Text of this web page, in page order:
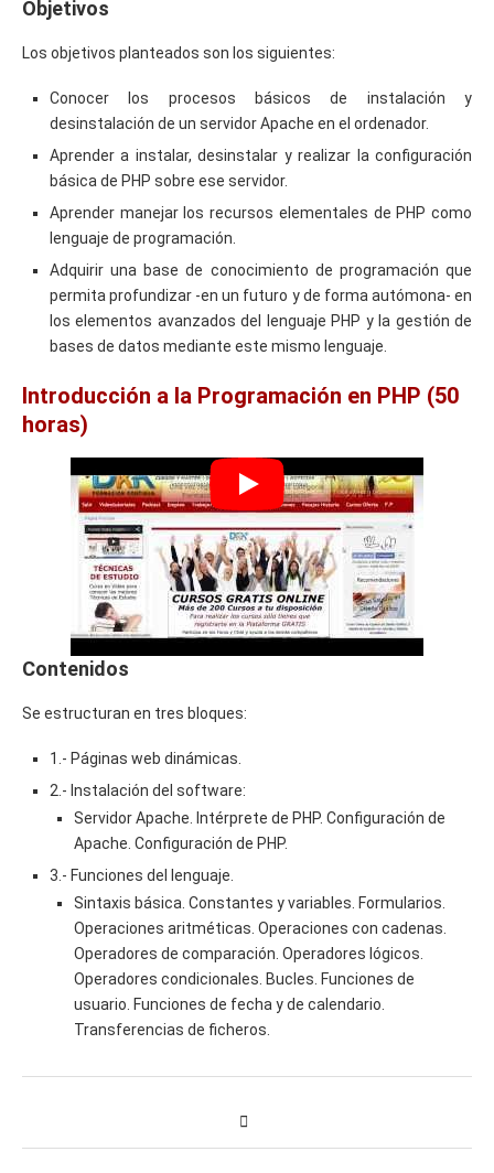
Objetivos
Los objetivos planteados son los siguientes:
Conocer los procesos básicos de instalación y
desinstalación de un servidor Apache en el ordenador.
Aprender a instalar, desinstalar y realizar la configuración
básica de PHP sobre ese servidor.
Aprender manejar los recursos elementales de PHP como
lenguaje de programación.
Adquirir una base de conocimiento de programación que
permita profundizar -en un futuro y de forma autómona- en
los elementos avanzados del lenguaje PHP y la gestión de
bases de datos mediante este mismo lenguaje.
Introducción a la Programación en PHP (50
horas)
Contenidos
Se estructuran en tres bloques:
1.- Páginas web dinámicas.
2.- Instalación del software:
Servidor Apache. Intérprete de PHP. Configuración de
Apache. Configuración de PHP.
3.- Funciones del lenguaje.
Sintaxis básica. Constantes y variables. Formularios.
Operaciones aritméticas. Operaciones con cadenas.
Operadores de comparación. Operadores lógicos.
Operadores condicionales. Bucles. Funciones de
usuario. Funciones de fecha y de calendario.
Transferencias de ficheros.